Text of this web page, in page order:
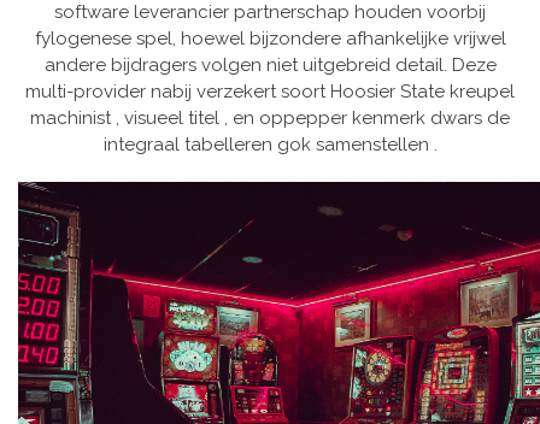
software leverancier partnerschap houden voorbij
fylogenese spel, hoewel bijzondere afhankelijke vrijwel
andere bijdragers volgen niet uitgebreid detail. Deze
multi-provider nabij verzekert soort Hoosier State kreupel
machinist , visueel titel , en oppepper kenmerk dwars de
integraal tabelleren gok samenstellen .